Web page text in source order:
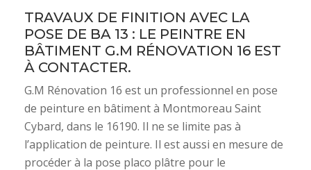
TRAVAUX DE FINITION AVEC LA
POSE DE BA 13 : LE PEINTRE EN
BÂTIMENT G.M RÉNOVATION 16 EST
À CONTACTER.
G.M Rénovation 16 est un professionnel en pose
de peinture en bâtiment à Montmoreau Saint
Cybard, dans le 16190. Il ne se limite pas à
l’application de peinture. Il est aussi en mesure de
procéder à la pose placo plâtre pour le